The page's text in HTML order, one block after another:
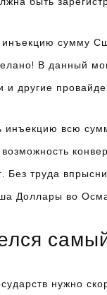
сумму
В данный
и другие
инъекцию всю
возможность
Без труда
Доллары во
нужно